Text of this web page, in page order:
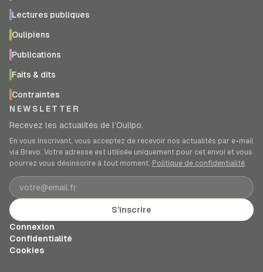
Lectures publiques
Oulipiens
Publications
Faits & dits
Contraintes
NEWSLETTER
Recevez les actualités de l’Oulipo.
En vous inscrivant, vous acceptez de recevoir nos actualités par e-mail
via Brevo. Votre adresse est utilisée uniquement pour cet envoi et vous
pourrez vous désinscrire à tout moment. Politique de confidentialité.
Adresse e-mail
S’inscrire
Connexion
Confidentialité
Cookies